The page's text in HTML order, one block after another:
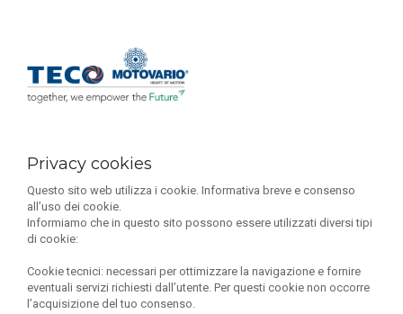
Privacy cookies
Questo sito web utilizza i cookie. Informativa breve e consenso
all’uso dei cookie.
Informiamo che in questo sito possono essere utilizzati diversi tipi
di cookie:
Cookie tecnici: necessari per ottimizzare la navigazione e fornire
eventuali servizi richiesti dall’utente. Per questi cookie non occorre
l’acquisizione del tuo consenso.